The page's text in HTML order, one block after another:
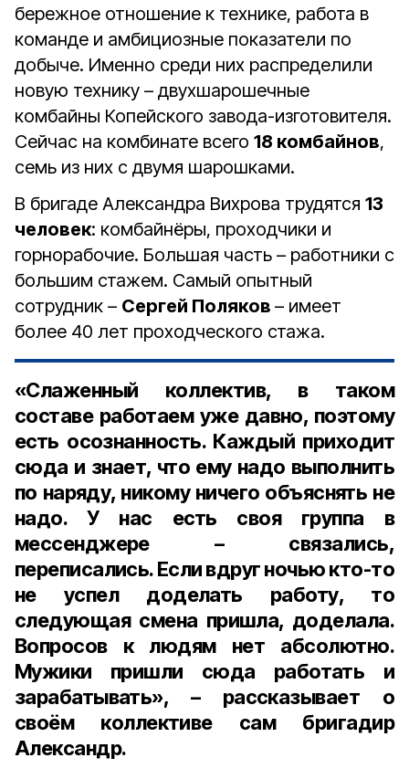
бережное отношение к технике, работа в
команде и амбициозные показатели по
добыче. Именно среди них распределили
новую технику – двухшарошечные
комбайны Копейского завода-изготовителя.
Сейчас на комбинате всего 18 комбайнов,
семь из них с двумя шарошками.
В бригаде Александра Вихрова трудятся 13
человек: комбайнёры, проходчики и
горнорабочие. Большая часть – работники с
большим стажем. Самый опытный
сотрудник – Сергей Поляков – имеет
более 40 лет проходческого стажа.
«Слаженный коллектив, в таком
составе работаем уже давно, поэтому
есть осознанность. Каждый приходит
сюда и знает, что ему надо выполнить
по наряду, никому ничего объяснять не
надо. У нас есть своя группа в
мессенджере – связались,
переписались. Если вдруг ночью кто-то
не успел доделать работу, то
следующая смена пришла, доделала.
Вопросов к людям нет абсолютно.
Мужики пришли сюда работать и
зарабатывать», – рассказывает о
своём коллективе сам бригадир
Александр.